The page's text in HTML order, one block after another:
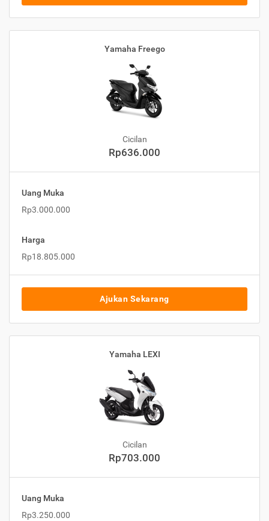
Yamaha Freego
Cicilan
Rp636.000
Uang Muka
Rp3.000.000
Harga
Rp18.805.000
Ajukan Sekarang
Yamaha LEXI
Cicilan
Rp703.000
Uang Muka
Rp3.250.000